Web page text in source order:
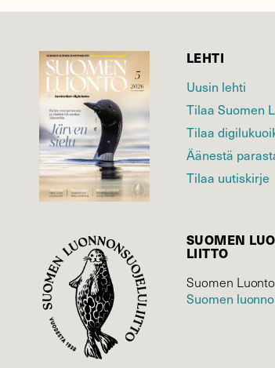
LEHTI
Uusin lehti
Tilaa Suomen
Tilaa
Äänestä
Tilaa uutiskirje
SUOMEN
LIITTO
Suomen
Suomen